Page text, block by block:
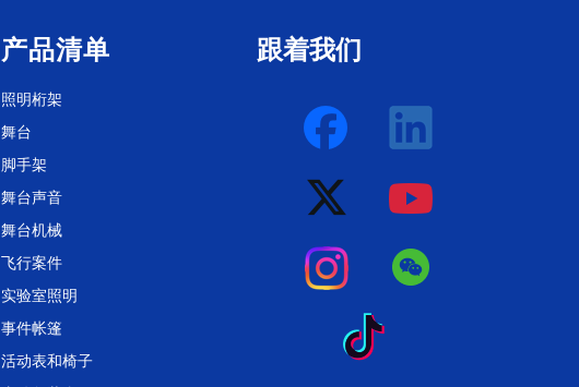
产品清单
照明桁架
舞台
脚手架
舞台声音
舞台机械
飞行案件
实验室照明
事件帐篷
活动表和椅子
跟着我们